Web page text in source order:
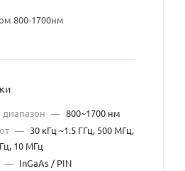
800-1700нм
— 800~1700 нм
— 30 кГц ~1.5 ГГц, 500 МГц,
10 МГц
— InGaAs / PIN